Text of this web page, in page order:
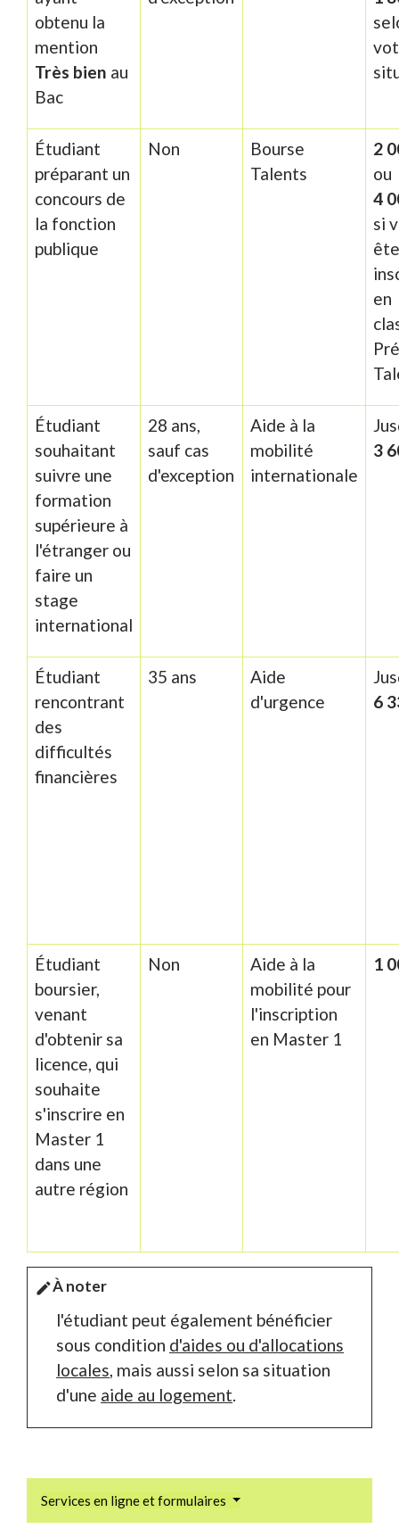
obtenu la
mention
Très bien au
Bac
Étudiant
préparant un
concours de
la fonction
publique
Non
Bourse
Talents
2
ou
4
si
en
Étudiant
souhaitant
suivre une
formation
supérieure à
l'étranger ou
faire un
stage
international
28 ans,
sauf cas
d'exception
Aide à la
mobilité
internationale
3
Étudiant
rencontrant
des
difficultés
financières
35 ans
Aide
d'urgence
6
Étudiant
boursier,
venant
d'obtenir sa
licence, qui
souhaite
s'inscrire en
Master 1
dans une
autre région
Non
Aide à la
mobilité pour
l'inscription
en Master 1
1
editÀ noter
l'étudiant peut également bénéficier
sous condition d'aides ou d'allocations
locales, mais aussi selon sa situation
d'une aide au logement.
Services en ligne et formulaires